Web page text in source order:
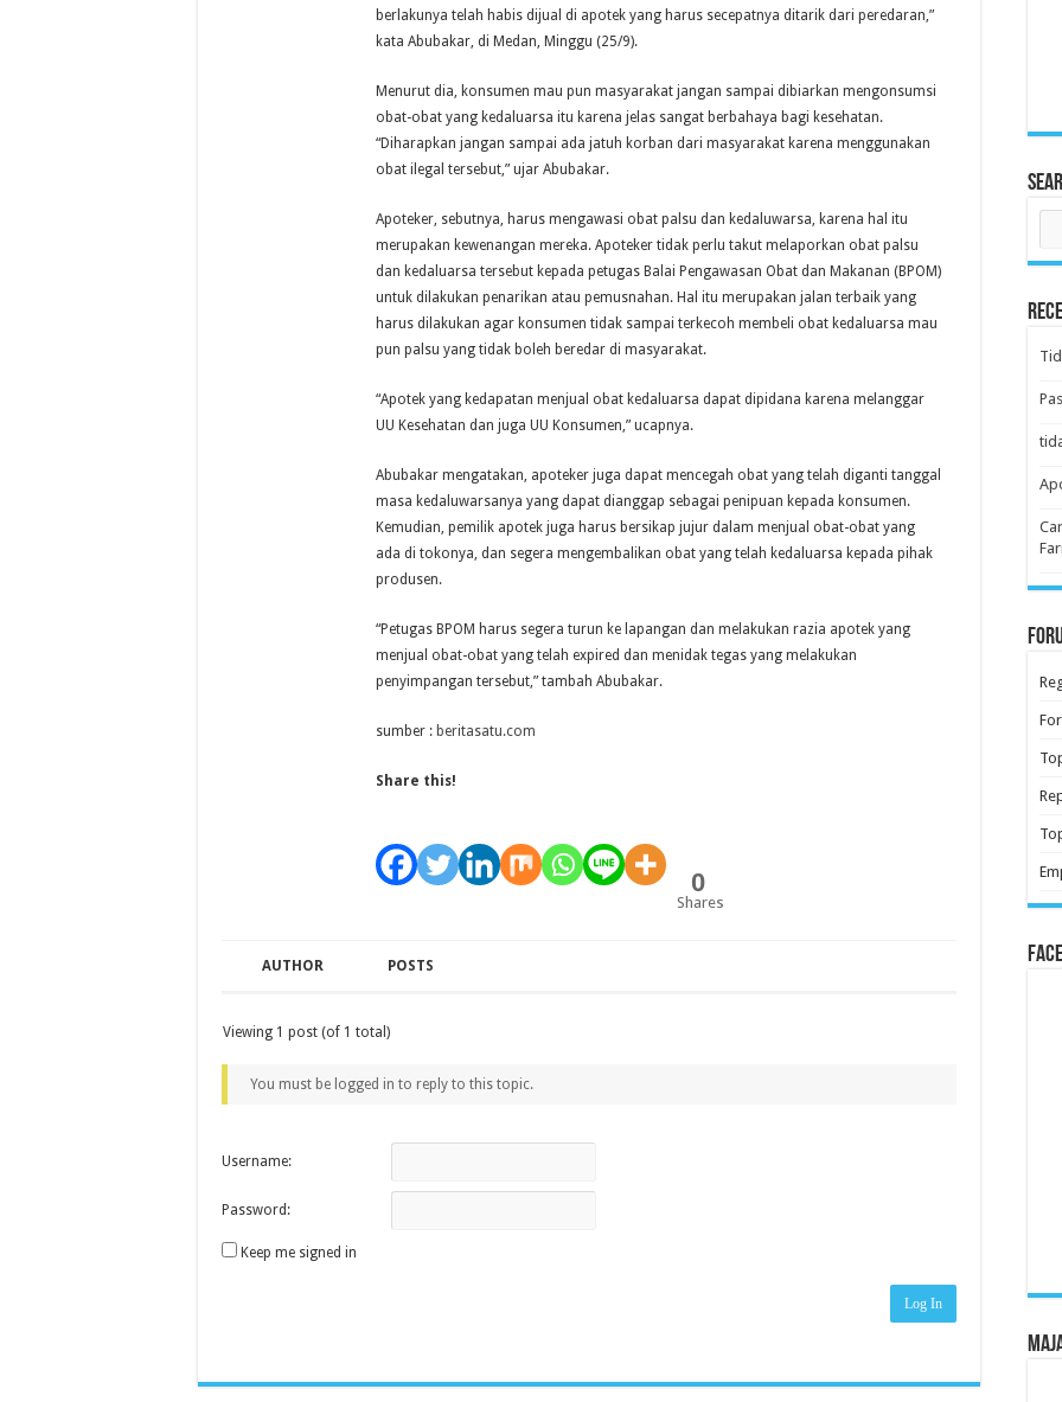
berlakunya telah habis dijual di apotek yang harus secepatnya ditarik dari peredaran,”
kata Abubakar, di Medan, Minggu (25/9).
Menurut dia, konsumen mau pun masyarakat jangan sampai dibiarkan mengonsumsi
obat-obat yang kedaluarsa itu karena jelas sangat berbahaya bagi kesehatan.
“Diharapkan jangan sampai ada jatuh korban dari masyarakat karena menggunakan
obat ilegal tersebut,” ujar Abubakar.
Apoteker, sebutnya, harus mengawasi obat palsu dan kedaluwarsa, karena hal itu
merupakan kewenangan mereka. Apoteker tidak perlu takut melaporkan obat palsu
dan kedaluarsa tersebut kepada petugas Balai Pengawasan Obat dan Makanan (BPOM)
untuk dilakukan penarikan atau pemusnahan. Hal itu merupakan jalan terbaik yang
harus dilakukan agar konsumen tidak sampai terkecoh membeli obat kedaluarsa mau
pun palsu yang tidak boleh beredar di masyarakat.
“Apotek yang kedapatan menjual obat kedaluarsa dapat dipidana karena melanggar
UU Kesehatan dan juga UU Konsumen,” ucapnya.
Abubakar mengatakan, apoteker juga dapat mencegah obat yang telah diganti tanggal
masa kedaluwarsanya yang dapat dianggap sebagai penipuan kepada konsumen.
Kemudian, pemilik apotek juga harus bersikap jujur dalam menjual obat-obat yang
ada di tokonya, dan segera mengembalikan obat yang telah kedaluarsa kepada pihak
produsen.
“Petugas BPOM harus segera turun ke lapangan dan melakukan razia apotek yang
menjual obat-obat yang telah expired dan menidak tegas yang melakukan
penyimpangan tersebut,” tambah Abubakar.
sumber : beritasatu.com
Share this!
0
Shares
AUTHOR POSTS
Viewing 1 post (of 1 total)
You must be logged in to reply to this topic.
Username:
Password:
Keep me signed in
Log In